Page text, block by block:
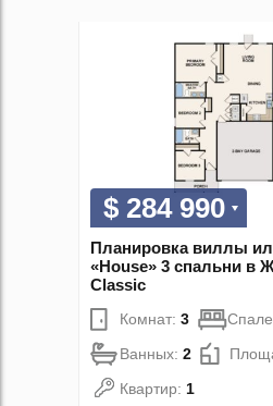
$ 284 990
Планировка виллы
«House» 3 спальни в
Classic
Комнат: 3
Ванных: 2
Квартир: 1